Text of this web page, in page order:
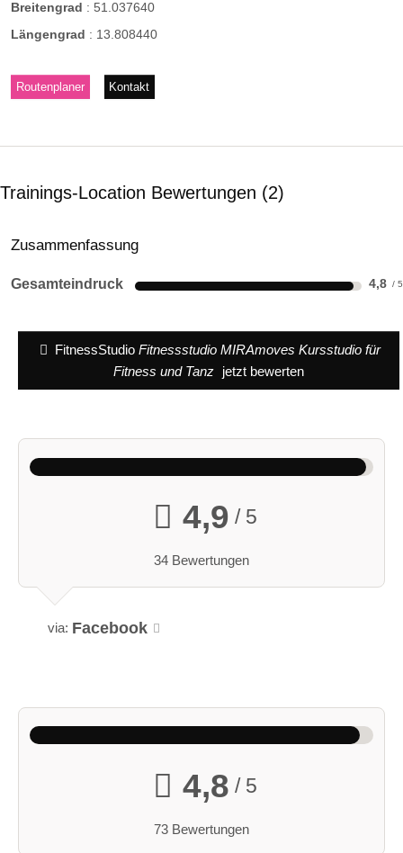
Breitengrad : 51.037640
Längengrad : 13.808440
Routenplaner Kontakt
Trainings-Location Bewertungen 2
Zusammenfassung
Gesamteindruck 4,8
FitnessStudioFitnessstudio MIRAmoves Kursstudio für
Fitness und Tanz jetzt bewerten
4,9 / 5
34 Bewertungen
via: Facebook
4,8 / 5
73 Bewertungen